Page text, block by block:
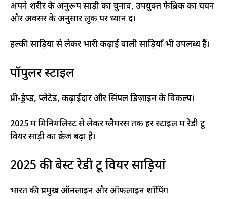
अपने शरीर के अनुरूप साड़ी का चुनाव, उपयुक्त फैब्रिक का चयन
और अवसर के अनुसार लुक पर ध्यान दें।
हल्की साड़ियों से लेकर भारी कढ़ाई वाली साड़ियाँ भी उपलब्ध हैं।
पॉपुलर स्टाइल
प्री-ड्रेप्ड, प्लेटेड, कढ़ाईदार और सिंपल डिज़ाइन के विकल्प।
2025 में मिनिमलिस्ट से लेकर ग्लैमरस तक हर स्टाइल में रेडी टू
वियर साड़ी का क्रेज बढ़ा है।
2025 की बेस्ट रेडी टू वियर साड़ियां
भारत की प्रमुख ऑनलाइन और ऑफलाइन शॉपिंग